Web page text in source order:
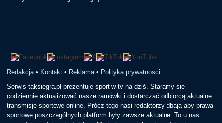
Redakcja • Kontakt • Reklama • Polityka prywatnosci
Serwis taksiegra.pl prezentuje sport w tv na dziś. Staramy się
codziennie aktualizować nasze ramówki i dostarczać odbiorcą aktualne
transmisje sportowe online. Prócz tego nasi redaktorzy dbają aby prawa
sportowe poszczególnych platform były zawsze aktualne. To u nas